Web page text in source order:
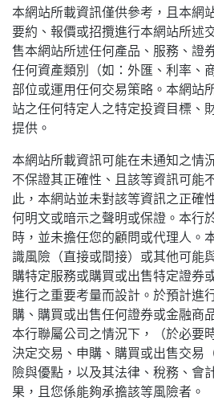
本網站所載資訊僅供參考，且本網
要約、報價或招攬進行本網站所述
售本網站所述任何產品、服務、證
任何資產類別（如：外匯、利率、
部位或運用任何交易策略。本網站
站之任何特定人之特定投資目標、
提供。
本網站所載資訊可能在未通知之情
不保證其正確性、且該等資訊可能
此，本網站並未對該等資訊之正確
何明文或暗示之聲明或保證。本行
時，並未擔任您的顧問或代理人。
識風險（直接或間接）或其他可
購特定服務或購買或出售特定證券
進行之重要考量而設計。於預計進
購、購買或出售任何證券或金融商
本行聯屬公司之情況下，（於必要
決定交易、申購、購買或出售交易
險與優點，以及其法律、稅務、會
果，且您係能夠承擔該等風險者。